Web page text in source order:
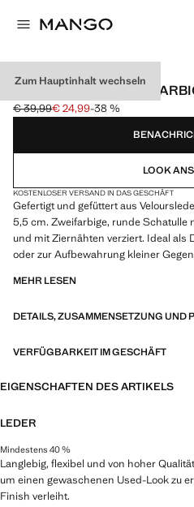
Zum Hauptinhalt wechseln
MITTELGROSSE
Ausgangspreis durchgestrichen [€
€ 39,99
Aktueller Preis [€ 24,99 ]
€ 24,99-38 %
Wählen Sie eine Farbe
LOOK
KOSTENLOSER VERSAND IN DAS GESCHÄFT
Gefertigt und gefüttert aus
5,5 cm. Zweifarbige, runde Schatulle
und mit Ziernähten verziert. Ideal als
oder zur Aufbewahrung kleiner
MEHR LESEN
DETAILS, ZUSAMMENSETZUNG UND
VERFÜGBARKEIT IM GESCHÄFT
EIGENSCHAFTEN DES ARTIKELS
LEDER
Mindestens 40 %
Langlebig, flexibel und von hoher
um einen gewaschenen Used-Look zu
Finish verleiht.